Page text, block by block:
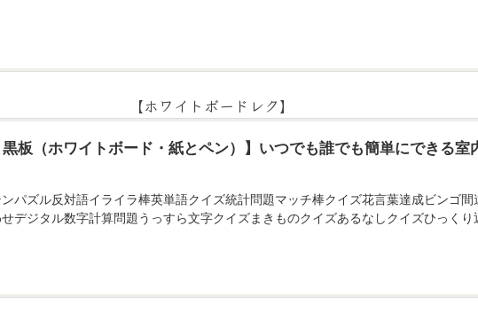
【ホワイトボードレク】
黒板（ホワイトボード・紙とペン）】いつでも誰でも簡単にできる
パズル反対語イライラ棒英単語クイズ統計問題マッチ棒クイズ花言葉達成ビンゴ
デジタル数字計算問題うっすら文字クイズまきものクイズあるなしクイズひっく